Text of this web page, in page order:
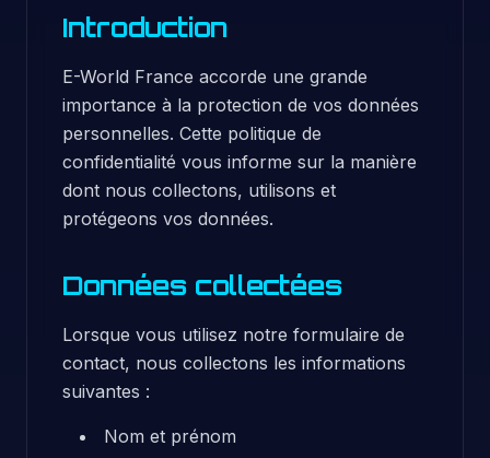
Introduction
E-World France accorde une grande
importance à la protection de vos données
personnelles. Cette politique de
confidentialité vous informe sur la manière
dont nous collectons, utilisons et
protégeons vos données.
Données collectées
Lorsque vous utilisez notre formulaire de
contact, nous collectons les informations
suivantes :
Nom et prénom